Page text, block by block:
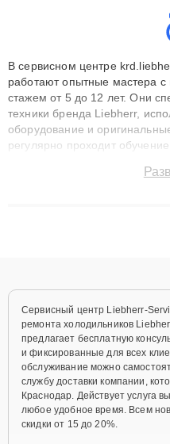
В сервисном центре
работают опытные мастера
стажем от 5 до 12 лет. Они
техники бренда Liebherr,
оборудование и
регулярно проходит
технику с сохранением
Сервисный центр Liebherr-
ремонта холодильников
предлагает бесплатную
и фиксированные для всех
обслуживание можно
службу доставки компании,
Краснодар. Действует услуга
любое удобное время. Всем
скидки от 15 до 20%.